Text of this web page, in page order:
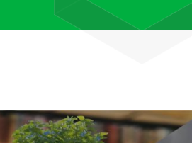
рассказали об архивных